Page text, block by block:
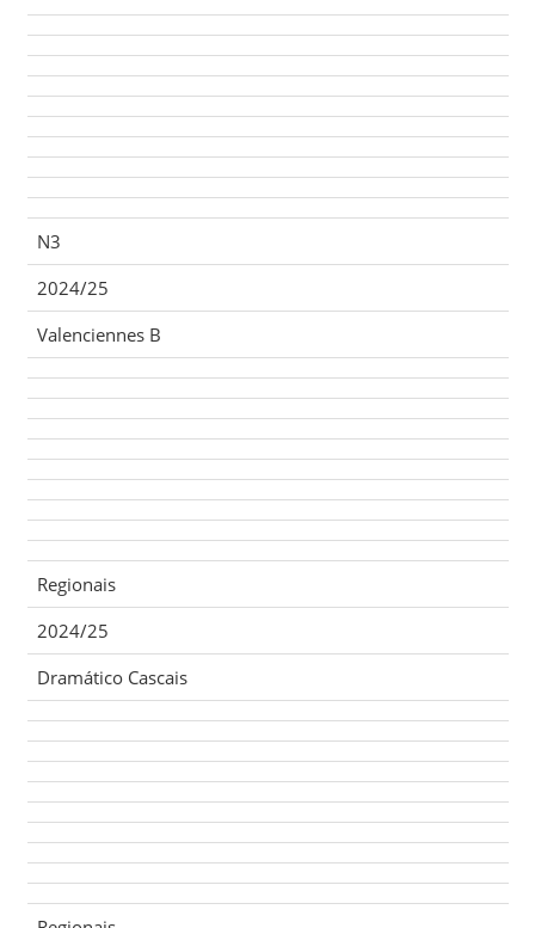
N3
2024/25
Valenciennes B
Regionais
2024/25
Dramático Cascais